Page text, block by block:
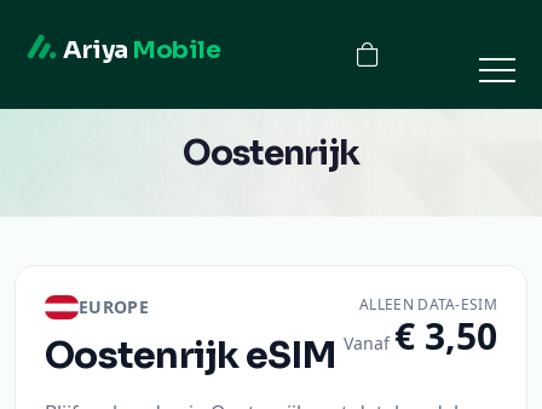
Ariya Mobile
Oostenrijk
EUROPE
OostenrijkeSIM
ALLEEN DATA-ESIM
Vanaf € 3,50